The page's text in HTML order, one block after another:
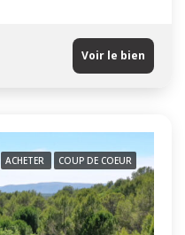
Voir le bien
ACHETER COUP DE COEUR